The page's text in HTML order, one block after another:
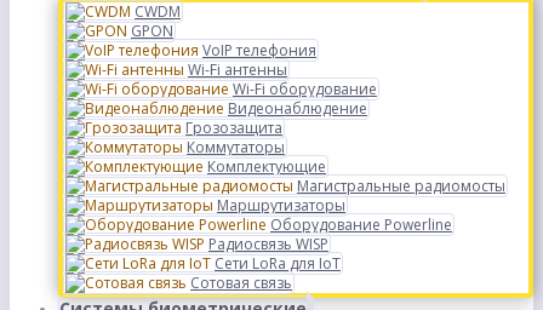
CWDM
GPON
VoIP телефония
Wi-Fi антенны
Wi-Fi оборудование
Видеонаблюдение
Грозозащита
Коммутаторы
Комплектующие
Магистральные радиомосты
Маршрутизаторы
Оборудование Powerline
Радиосвязь WISP
Сети LoRa для IoT
Сотовая связь